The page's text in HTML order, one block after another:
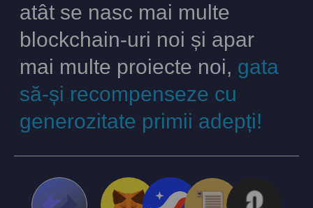
atât se nasc mai multe
blockchain-uri noi și apar
mai multe proiecte noi, gata
să-și recompenseze cu
generozitate primii adepți!